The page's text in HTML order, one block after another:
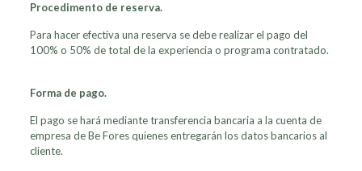
Procedimento de reserva.
Para hacer efectiva una reserva se debe realizar el pago del
100% o 50% de total de la experiencia o programa contratado.
Forma de pago.
El pago se hará mediante transferencia bancaria a la cuenta de
empresa de Be Fores quienes entregarán los datos bancarios al
cliente.